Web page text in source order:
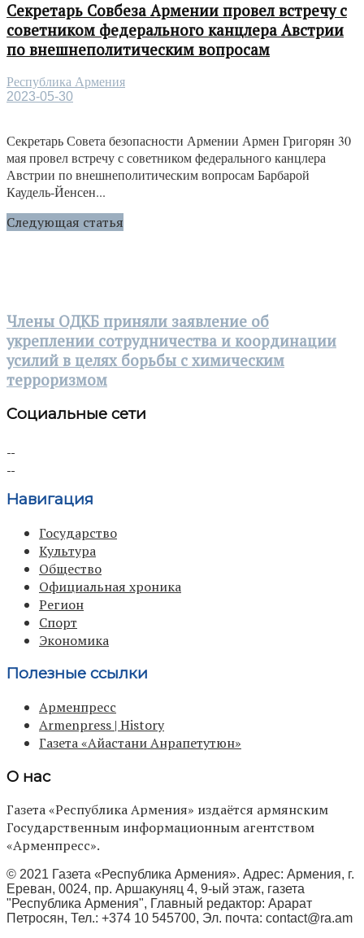
Секретарь Совбеза Армении провел встречу с
советником федерального канцлера Австрии
по внешнеполитическим вопросам
Республика Армения
2023-05-30
Секретарь Совета безопасности Армении Армен Григорян 30
мая провел встречу с советником федерального канцлера
Австрии по внешнеполитическим вопросам Барбарой
Каудель-Йенсен...
Следующая статья
Члены ОДКБ приняли заявление об
укреплении сотрудничества и координации
усилий в целях борьбы с химическим
терроризмом
Социальные сети
Навигация
Государство
Культура
Общество
Официальная хроника
Регион
Спорт
Экономика
Полезные ссылки
Арменпресс
Armenpress | History
Газета «Айастани Анрапетутюн»
О нас
Газета «Республика Армения» издаётся армянским
Государственным информационным агентством
«Арменпресс».
© 2021 Газета «Республика Армения». Адрес: Армения, г.
Ереван, 0024, пр. Аршакуняц 4, 9-ый этаж, газета
"Республика Армения", Главный редактор: Арарат
Петросян, Тел.: +374 10 545700, Эл. почта: contact@ra.am